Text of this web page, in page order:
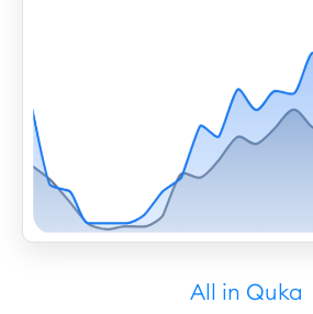
All in Quka